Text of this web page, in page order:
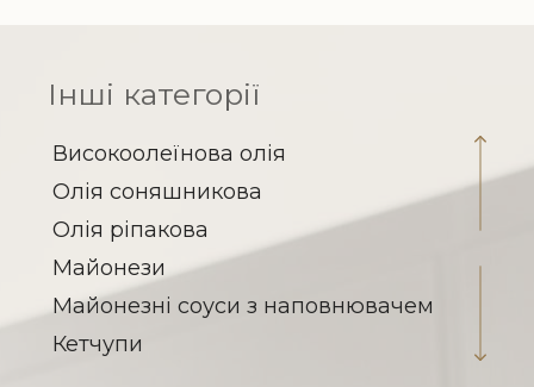
Інші категорії
Високоолеїнова олія
Олія соняшникова
Олія ріпакова
Майонези
Майонезні соуси з наповнювачем
Кетчупи